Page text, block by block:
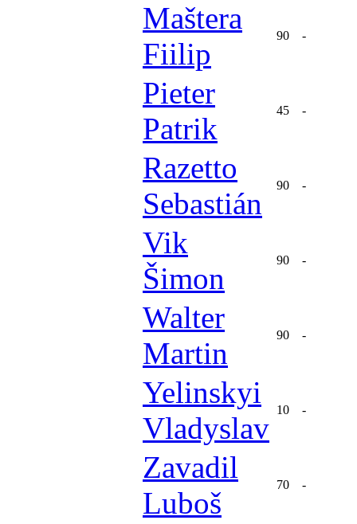
Maštera
Fiilip
90 -
Pieter
Patrik
45 -
Razetto
Sebastián
90 -
Vik
Šimon
90 -
Walter
Martin
90 -
Yelinskyi
Vladyslav
10 -
Zavadil
Luboš
70 -